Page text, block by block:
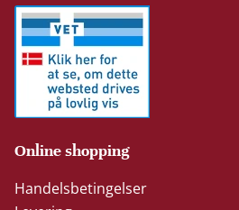
Online shopping
Handelsbetingelser